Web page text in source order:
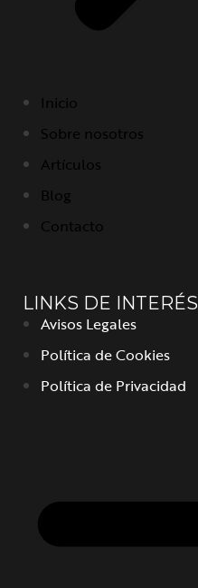
Inicio
Sobre nosotros
Artículos
Blog
Contacto
LINKS DE INTERÉS
Avisos Legales
Política de Cookies
Política de Privacidad